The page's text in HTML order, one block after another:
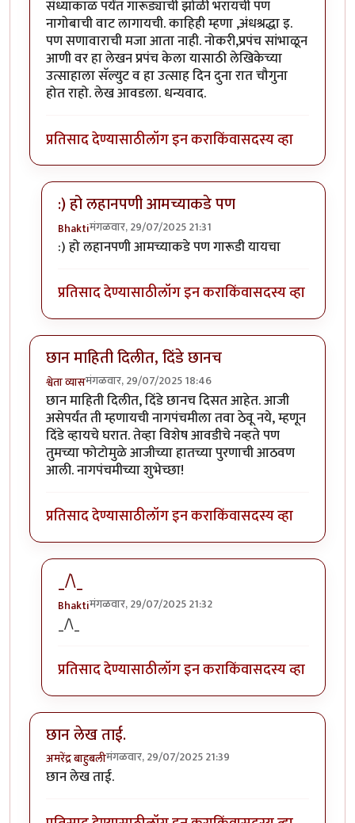
संध्याकाळ पर्यंत गारूड्याची झोळी भरायची पण
नागोबाची वाट लागायची. काहिही म्हणा ,अंधश्रद्धा इ.
पण सणावाराची मजा आता नाही. नोकरी,प्रपंच सांभाळून
आणी वर हा लेखन प्रपंच केला यासाठी लेखिकेच्या
उत्साहाला सॅल्युट व हा उत्साह दिन दुना रात चौगुना
होत राहो. लेख आवडला. धन्यवाद.
प्रतिसाद देण्यासाठीलॉग इन कराकिंवासदस्य व्हा
:) हो लहानपणी आमच्याकडे पण
Bhaktiमंगळवार, 29/07/2025 21:31
In reply toलेखिकेला एक कडक सॅल्युट.byकर्नलतपस्वी
:) हो लहानपणी आमच्याकडे पण गारूडी यायचा
प्रतिसाद देण्यासाठीलॉग इन कराकिंवासदस्य व्हा
छान माहिती दिलीत, दिंडे छानच
श्वेता व्यासमंगळवार, 29/07/2025 18:46
छान माहिती दिलीत, दिंडे छानच दिसत आहेत. आजी
असेपर्यंत ती म्हणायची नागपंचमीला तवा ठेवू नये, म्हणून
दिंडे व्हायचे घरात. तेव्हा विशेष आवडीचे नव्हते पण
तुमच्या फोटोमुळे आजीच्या हातच्या पुरणाची आठवण
आली. नागपंचमीच्या शुभेच्छा!
प्रतिसाद देण्यासाठीलॉग इन कराकिंवासदस्य व्हा
_/\_
Bhaktiमंगळवार, 29/07/2025 21:32
In reply to
_/\_
प्रतिसाद देण्यासाठीलॉग इन कराकिंवासदस्य व्हा
छान लेख ताई.
अमरेंद्र बाहुबलीमंगळवार, 29/07/2025 21:39
छान लेख ताई.